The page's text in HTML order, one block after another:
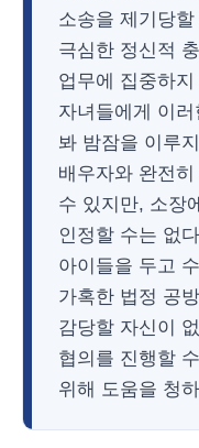
소송을 제기당
극심한 정신적
업무에 집중하
자녀들에게 이
봐 밤잠을 이루
배우자와 완전
수 있지만, 소장
인정할 수는 없
아이들을 두고
가혹한 법정 공
감당할 자신이
협의를 진행할
위해 도움을 청